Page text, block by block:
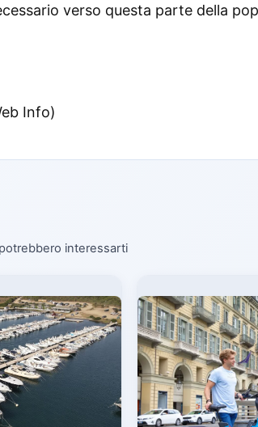
verso questa parte della
Info)
interessarti